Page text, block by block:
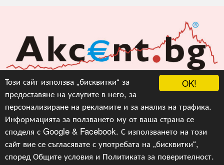
OK!
Този сайт използва „бисквитки“ за
предоставяне на услугите в него, за
персонализиране на рекламите и за анализ на трафика.
Информацията за ползването му от ваша страна се
споделя с Google & Facebook. С използването на този
сайт вие се съгласявате с употребата на „бисквитки“,
споредОбщите условия и Политиката за поверителност.
Акцент БГ ЕООД
info@akcent.bg
Facebook
Copyright © 2010, 2016, 2018-2022, 2023, v.3.0,
Акцент